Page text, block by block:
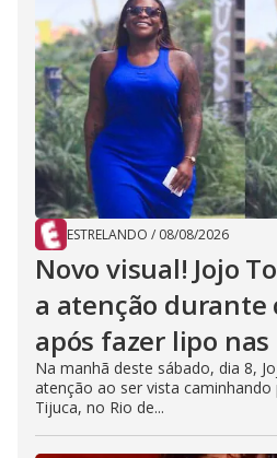
ESTRELANDO / 08/08/2026
Novo visual! Jojo
a atenção durante
após fazer lipo
Na manhã deste sábado, dia 8,
atenção ao ser vista caminhando
Tijuca, no Rio de...